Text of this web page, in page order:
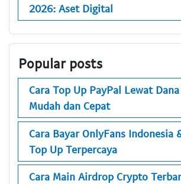
2026: Aset Digital
Popular posts
Cara Top Up PayPal Lewat
Mudah dan Cepat
Cara Bayar OnlyFans Indonesia
Top Up Terpercaya
Cara Main Airdrop Crypto